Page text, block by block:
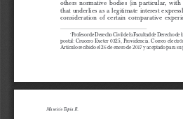
others normative bodies (in particular,
that underlies as a legitimate interest
consideration of certain comparative
* Profesor de Derecho Civil de la Facultad de Derecho de
postal: Crucero Exeter 0325, Providencia. Correo
Artículo recibido el 26 de enero de 2017 y aceptado para su
Mauricio Tapia R.